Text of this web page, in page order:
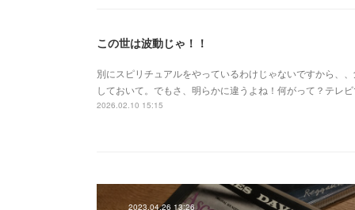
この世は波動じゃ！！
別にスピリチュアルをやっているわけじゃないですから、
しておいて。でもさ、明らかに違うよね！何がって？テレ
2026.02.10 15:15
2023.04.26 13:26